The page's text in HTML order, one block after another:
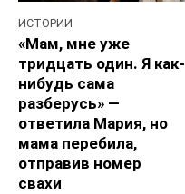
ИСТОРИИ
«Мам, мне уже
тридцать один. Я как-
нибудь сама
разберусь» —
ответила Мария, но
мама перебила,
отправив номер
свахи